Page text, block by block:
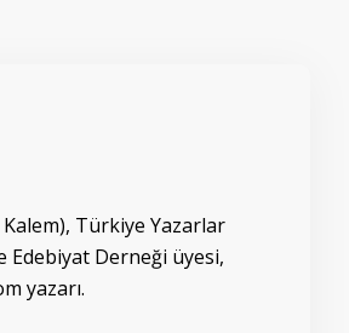
Kalem), Türkiye Yazarlar
Edebiyat Derneği üyesi,
yazarı.